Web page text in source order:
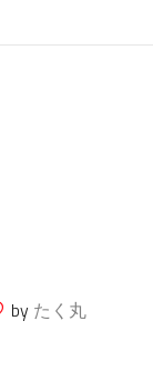
by たく丸